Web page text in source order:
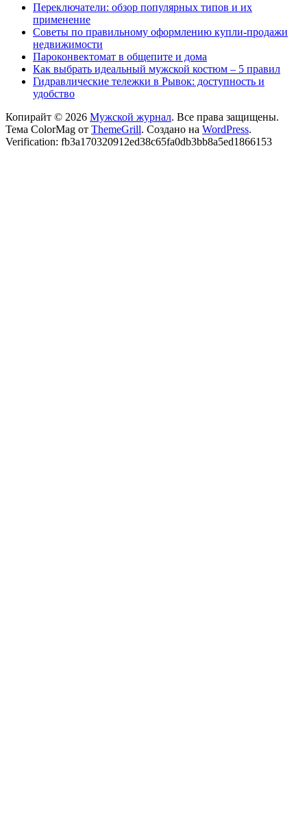
Переключатели: обзор популярных типов и их
применение
Советы по правильному оформлению купли-продажи
недвижимости
Пароконвектомат в общепите и дома
Как выбрать идеальный мужской костюм – 5 правил
Гидравлические тележки в Рывок: доступность и
удобство
Копирайт © 2026 Мужской журнал. Все права защищены.
Тема ColorMag от ThemeGrill. Создано на WordPress.
Verification: fb3a170320912ed38c65fa0db3bb8a5ed1866153